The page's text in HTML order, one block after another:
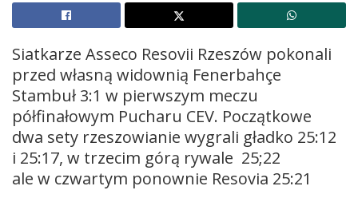
Siatkarze Asseco Resovii Rzeszów pokonali
przed własną widownią Fenerbahçe
Stambuł 3:1 w pierwszym meczu
półfinałowym Pucharu CEV. Początkowe
dwa sety rzeszowianie wygrali gładko 25:12
i 25:17, w trzecim górą rywale 25;22
ale w czwartym ponownie Resovia 25:21